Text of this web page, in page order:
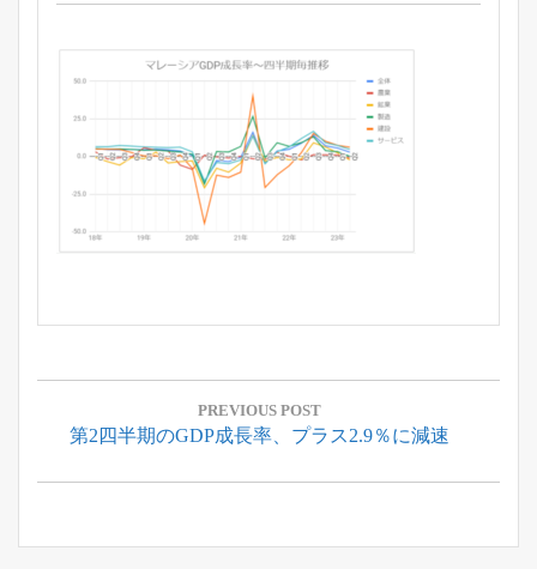
投
ビ
ー
PREVIOUS POST
Previous
第2四半期のGDP成長率、プラス2.9％に減速